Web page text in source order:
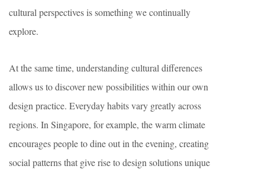
cultural perspectives is something we continually
explore.
At the same time, understanding cultural differences
allows us to discover new possibilities within our own
design practice. Everyday habits vary greatly across
regions. In Singapore, for example, the warm climate
encourages people to dine out in the evening, creating
social patterns that give rise to design solutions unique